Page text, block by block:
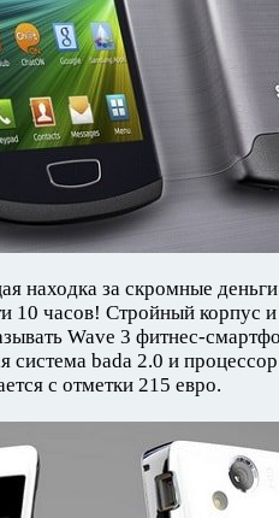
находка за скромные
10 часов! Стройный корпус
Wave 3 фитнес-
система bada 2.0 и
с отметки 215 евро.